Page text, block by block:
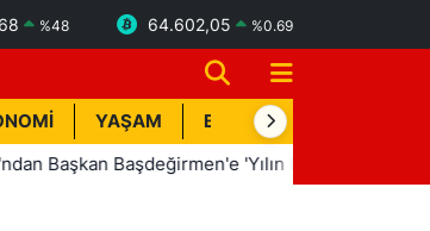
%48 64.602,05 %0.69
YAŞAM BİK İLAN
Başdeğirmen'e 'Yılın En Başarılı Belediye